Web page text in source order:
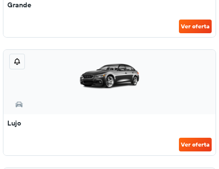
Grande
Ver oferta
Lujo
Ver oferta